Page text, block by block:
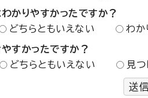
かりやすかったですか？
どちらともいえない わか
すかったですか？
どちらともいえない 見つ
送